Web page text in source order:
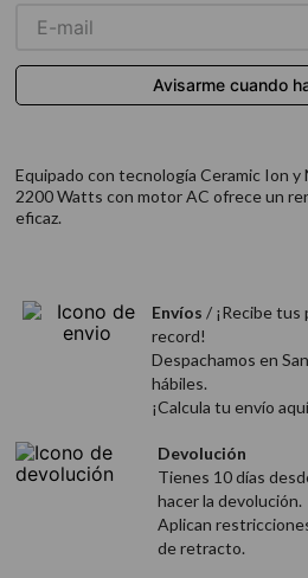
Equipado con tecnología Ceramic Ion y
2200 Watts con motor AC ofrece un
eficaz.
Envíos / ¡Recibe
record!
Despachamos en
hábiles.
¡Calcula tu envío
Devolución
Tienes 10 días
hacer la devolución.
Aplican
de retracto.
9. acondicionador
protector térmico